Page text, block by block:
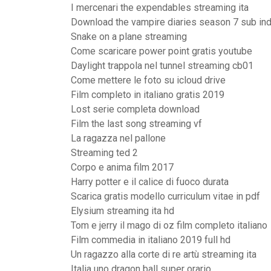
I mercenari the expendables streaming ita
Download the vampire diaries season 7 sub
Snake on a plane streaming
Come scaricare power point gratis youtube
Daylight trappola nel tunnel streaming cb01
Come mettere le foto su icloud drive
Film completo in italiano gratis 2019
Lost serie completa download
Film the last song streaming vf
La ragazza nel pallone
Streaming ted 2
Corpo e anima film 2017
Harry potter e il calice di fuoco durata
Scarica gratis modello curriculum vitae in pdf
Elysium streaming ita hd
Tom e jerry il mago di oz film completo italiano
Film commedia in italiano 2019 full hd
Un ragazzo alla corte di re artù streaming ita